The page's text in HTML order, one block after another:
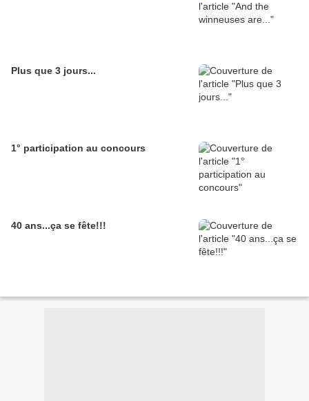
Plus que 3 jours...
1° participation au concours
40 ans...ça se fête!!!